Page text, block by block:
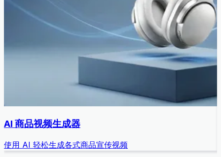
AI 商品视频生成器
使用 AI 轻松生成各式商品宣传视频